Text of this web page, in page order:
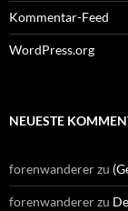
Kommentar-Feed
WordPress.org
NEUESTE
forenwandererzu
forenwandererzu